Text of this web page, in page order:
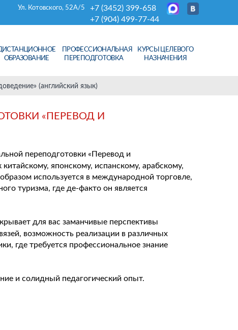
+7 (3452) 399-658
+7 (904) 499-77-44
Ул. Котовского, 52А/5
ОБРАЗОВАНИЕ
ПРОФЕССИОНАЛЬНАЯ
ПЕРЕПОДГОТОВКА
КУРСЫ ЦЕЛЕВОГО
НАЗНАЧЕНИЯ
(английский язык)
«ПЕРЕВОД И
переподготовки «Перевод и
японскому, испанскому, арабскому,
используется в международной торговле,
туризма, где де-факто он является
для вас заманчивые перспективы
возможность реализации в различных
где требуется профессиональное знание
и солидный педагогический опыт.